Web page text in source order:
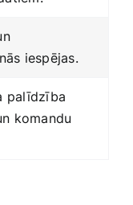
iespējas.
palīdzība
komandu